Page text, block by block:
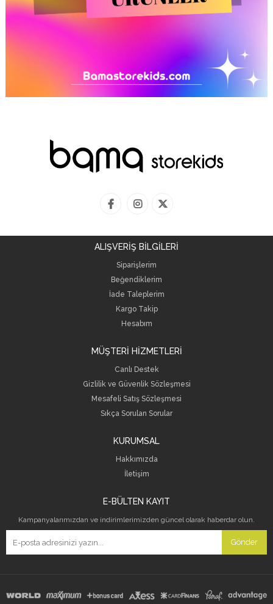
ALIŞVERİŞ BİLGİLERİ
Siparişlerim
Beğendiklerim
İade Taleplerim
Kargo Takip
Hesabım
MÜŞTERİ HİZMETLERİ
Canlı Destek
Gizlilik ve Güvenlik Sözleşmesi
Mesafeli Satış Sözleşmesi
Sıkça Sorulan Sorular
KURUMSAL
Hakkımızda
İletişim
E-BÜLTEN KAYIT
Kampanyalarımızdan ve indirimlerimizden güncel olarak haberdar olun.
Gönder